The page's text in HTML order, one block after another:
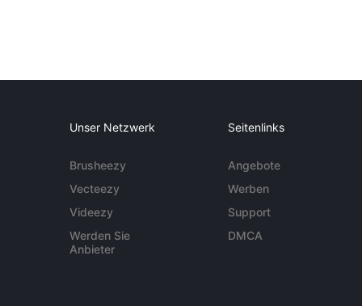
Unser Netzwerk
Brusheezy
Vecteezy
Videezy
Werden Sie
Anbieter
Seitenlinks
Angebote
Werben
Support
DMCA